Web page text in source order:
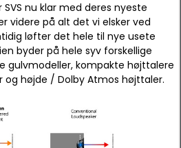
nu klar med deres nyeste
videre på alt det vi elsker ved
løfter det hele til nye usete
byder på hele syv forskellige
gulvmodeller, kompakte højttalere
højde / Dolby Atmos højttaler.